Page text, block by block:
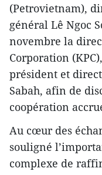
(Petrovietnam),
général Lê Ngoc
novembre la
Corporation
président et
Sabah, afin de
coopération
Au cœur des
souligné
complexe de